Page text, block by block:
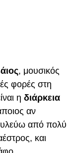
, μουσικός
φορές στη
η διάρκεια
αν
από πολύ
και